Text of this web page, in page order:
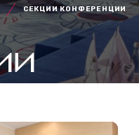
СЕКЦИИ КОНФЕРЕНЦИИ